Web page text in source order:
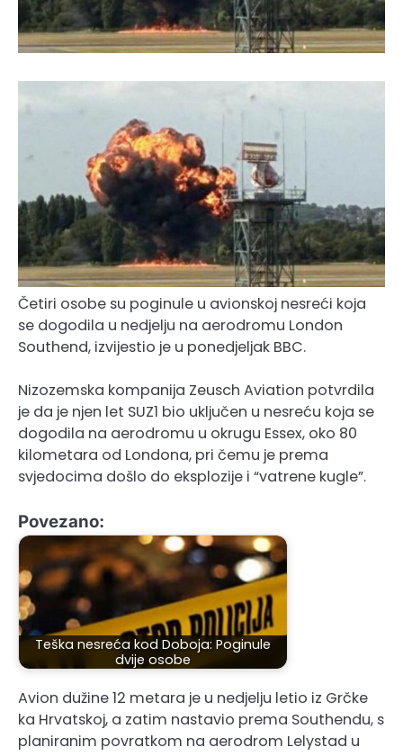
Četiri osobe su poginule u avionskoj nesreći koja
se dogodila u nedjelju na aerodromu London
Southend, izvijestio je u ponedjeljak BBC.
Nizozemska kompanija Zeusch Aviation potvrdila
je da je njen let SUZ1 bio uključen u nesreću koja se
dogodila na aerodromu u okrugu Essex, oko 80
kilometara od Londona, pri čemu je prema
svjedocima došlo do eksplozije i “vatrene kugle”.
Povezano:
Teška nesreća kod Doboja: Poginule
dvije osobe
Avion dužine 12 metara je u nedjelju letio iz Grčke
ka Hrvatskoj, a zatim nastavio prema Southendu, s
planiranim povratkom na aerodrom Lelystad u